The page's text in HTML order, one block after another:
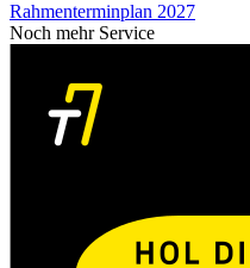
Rahmenterminplan 2027
Noch mehr Service